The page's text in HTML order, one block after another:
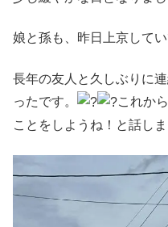
娘と孫も、昨日上京して
長年の友人と久しぶりに
ったです。
これか
ことをしようね！と話しま